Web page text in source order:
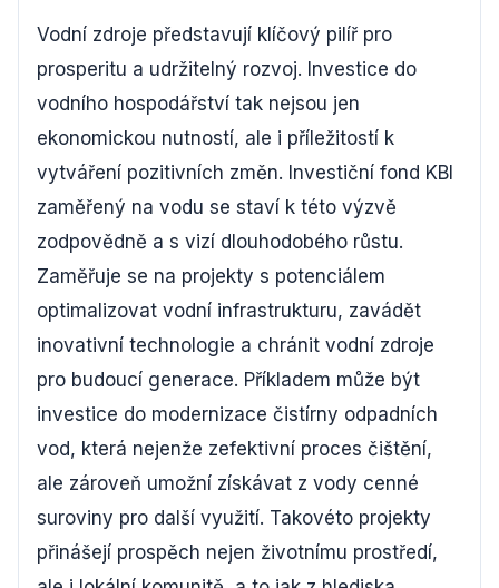
Vodní zdroje představují klíčový pilíř pro
prosperitu a udržitelný rozvoj. Investice do
vodního hospodářství tak nejsou jen
ekonomickou nutností, ale i příležitostí k
vytváření pozitivních změn. Investiční fond KBI
zaměřený na vodu se staví k této výzvě
zodpovědně a s vizí dlouhodobého růstu.
Zaměřuje se na projekty s potenciálem
optimalizovat vodní infrastrukturu, zavádět
inovativní technologie a chránit vodní zdroje
pro budoucí generace. Příkladem může být
investice do modernizace čistírny odpadních
vod, která nejenže zefektivní proces čištění,
ale zároveň umožní získávat z vody cenné
suroviny pro další využití. Takovéto projekty
přinášejí prospěch nejen životnímu prostředí,